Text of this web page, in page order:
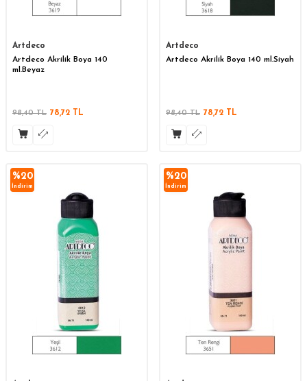
Artdeco
Artdeco Akrilik Boya 140
ml.Beyaz
98,40TL 78,72 TL
Artdeco
Artdeco Akrilik Boya 140 ml.Siyah
98,40TL 78,72 TL
%20
İndirim
%20
İndirim